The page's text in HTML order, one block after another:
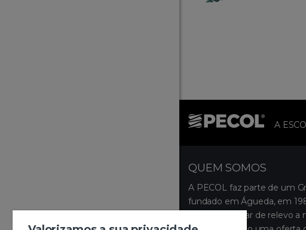
A
QUEM SOMOS
A PECOL faz parte de um
fundado em Águeda, em
ocupa um lugar de relevo a